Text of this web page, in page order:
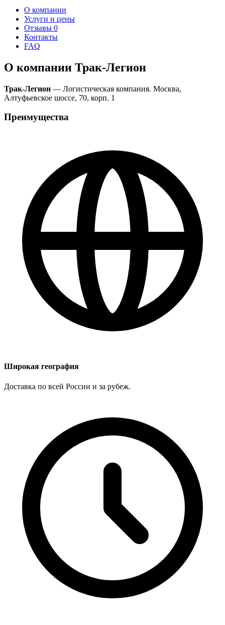
О компании
Услуги и цены
Отзывы 0
Контакты
FAQ
О компании Трак-Легион
Трак-Легион — Логистическая компания. Москва,
Алтуфьевское шоссе, 70, корп. 1
Преимущества
Широкая география
Доставка по всей России и за рубеж.